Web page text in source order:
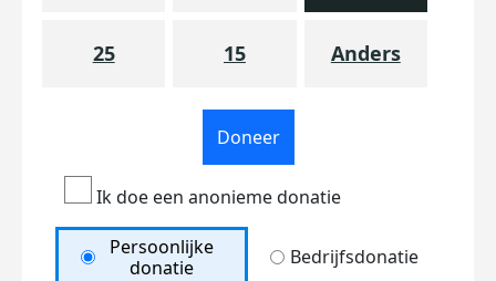
25 15 Anders
Doneer
Ik doe een anonieme donatie
Persoonlijke
donatie
Bedrijfsdonatie